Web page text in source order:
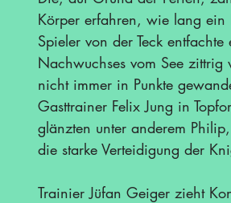
Körper erfahren, wie lang ein
Spieler von der Teck
Nachwuchses vom See zittrig
nicht immer in Punkte
Gasttrainer Felix Jung in
glänzten unter anderem
die starke Verteidigung der
Trainier Jüfan Geiger zieht